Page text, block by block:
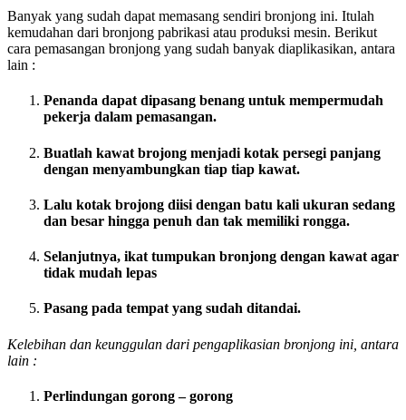
Banyak yang sudah dapat memasang sendiri bronjong ini. Itulah
kemudahan dari bronjong pabrikasi atau produksi mesin. Berikut
cara pemasangan bronjong yang sudah banyak diaplikasikan, antara
lain :
Penanda dapat dipasang benang untuk mempermudah
pekerja dalam pemasangan.
Buatlah kawat brojong menjadi kotak persegi panjang
dengan menyambungkan tiap tiap kawat.
Lalu kotak brojong diisi dengan batu kali ukuran sedang
dan besar hingga penuh dan tak memiliki rongga.
Selanjutnya, ikat tumpukan bronjong dengan kawat agar
tidak mudah lepas
Pasang pada tempat yang sudah ditandai.
Kelebihan dan keunggulan dari pengaplikasian bronjong ini, antara
lain :
Perlindungan gorong – gorong